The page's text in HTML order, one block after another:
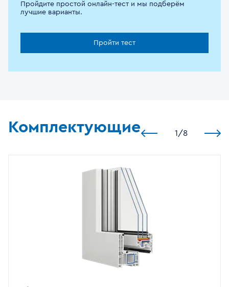
Пройдите простой онлайн-тест и мы подберём
лучшие варианты.
Пройти тест
Комплектующие 1 /8